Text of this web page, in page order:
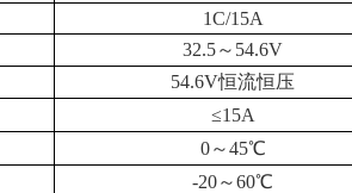
1C/15A
32.5～54.6V
54.6V恒流恒压
≤15A
0～45℃
-20～60℃